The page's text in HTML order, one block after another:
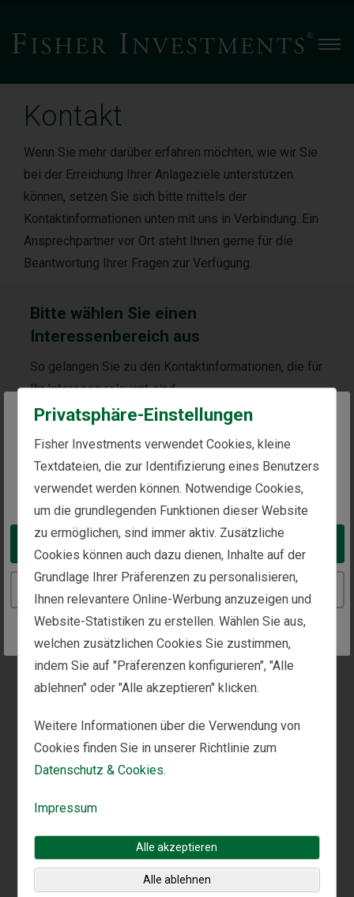
The website you are trying to reach is
intended for investors in Austria
You appear to be in the United States
Take me to the United States website
Kontakt
Wenn Sie mehr darüber erfahren möchten, wie wir Sie
bei der Erreichung Ihrer Anlageziele unterstützen
können, setzen Sie sich bitte mittels der
Kontaktinformationen unten mit uns in Verbindung. Ein
Ansprechpartner vor Ort steht Ihnen gerne für die
Beantwortung Ihrer Fragen zur Verfügung.
Bitte wählen Sie einen
Interessenbereich aus
So gelangen Sie zu den Kontaktinformationen, die für
Ihr Interesse relevant sind.
Individuelle Vermögensverwaltung
Medien und Presse
Sind Sie bereits Kunde? Teilen Sie uns dies hier mit
und wir werden Sie schnell an einen Kundenbetreuer
weiterleiten.
Ja, ich bin bereits Kunde.
Bitte rufen Sie unsere Kontaktnummer an:+43
120 5107 3320
Mit einem Sternchen (*) markierte Felder müssen
ausgefüllt werden.
Privatsphäre-Einstellungen
Fisher Investments verwendet Cookies, kleine
Textdateien, die zur Identifizierung eines Benutzers
verwendet werden können. Notwendige Cookies,
um die grundlegenden Funktionen dieser Website
zu ermöglichen, sind immer aktiv. Zusätzliche
Cookies können auch dazu dienen, Inhalte auf der
Grundlage Ihrer Präferenzen zu personalisieren,
Ihnen relevantere Online-Werbung anzuzeigen und
Website-Statistiken zu erstellen. Wählen Sie aus,
welchen zusätzlichen Cookies Sie zustimmen,
indem Sie auf "Präferenzen konfigurieren", "Alle
ablehnen" oder "Alle akzeptieren" klicken.
Weitere Informationen über die Verwendung von
Cookies finden Sie in unserer Richtlinie zum
Datenschutz & Cookies.
Impressum
Alle akzeptieren
Alle ablehnen